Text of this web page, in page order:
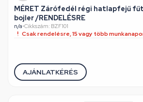
MÉRET Zárófedél régi hatlapfejű
bojler /RENDELÉSRE
n/a•Cikkszám: BZF101
Csak rendelésre, 15 vagy több
AJÁNLATKÉRÉS